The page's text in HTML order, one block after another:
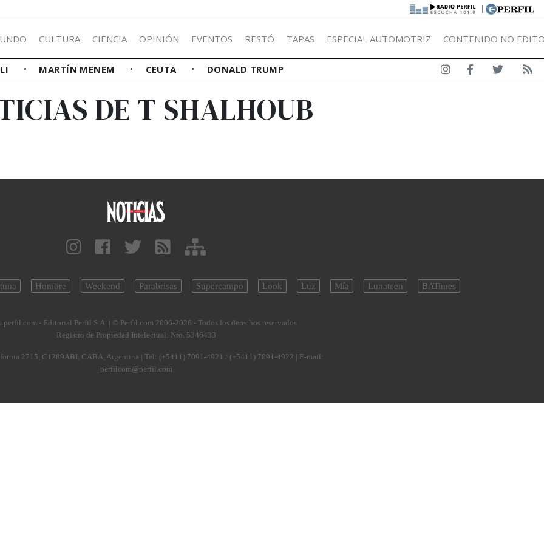
|
CULTURA CIENCIA OPINIÓN EVENTOS RESTÓ TAPAS ESPECIAL AUTOMOTRIZ CONTENIDO NO
MARTÍN MENEM CEUTA DONALD TRUMP
DE T SHALHOUB
Hombre Weekend Parabrisas Supercampo Look Luz Mía Lunateen BATimes
- Editorial Perfil S.A. | © Perfil.com 2006-2026 - Todos los derechos reservados
Registro de Propiedad Intelectual: Nro. 5346433
2715, C1289ABI, CABA, Argentina | Tel: (+5411) 7091-4921 / (+5411) 7091-4922 | E-mail:
perfilcom@perfil.com